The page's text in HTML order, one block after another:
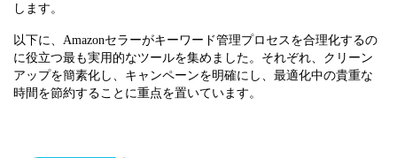
します。
以下に、Amazonセラーがキーワード管理プロセスを合理化するの
に役立つ最も実用的なツールを集めました。それぞれ、クリーン
アップを簡素化し、キャンペーンを明確にし、最適化中の貴重な
時間を節約することに重点を置いています。